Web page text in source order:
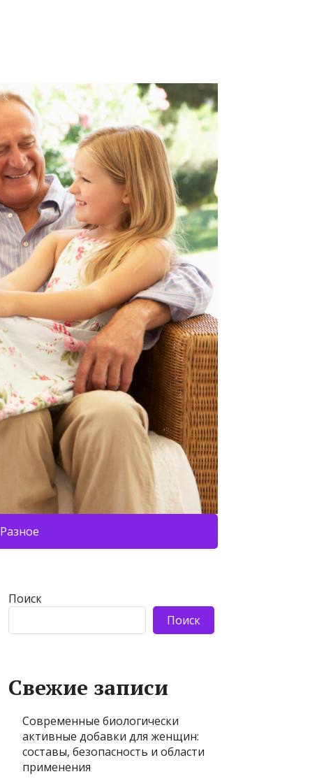
Разное
Поиск
Поиск
Свежие записи
Современные биологически
активные добавки для женщин:
составы, безопасность и области
применения